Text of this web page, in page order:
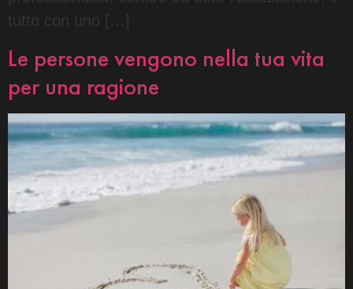
Le persone vengono nella tua vita
per una ragione